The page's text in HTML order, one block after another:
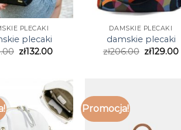
PLECAKI
plecaki
zł132.00
DAMSKIE PLECAKI
damskie plecaki
zł206.00 zł129.00
Promocja!